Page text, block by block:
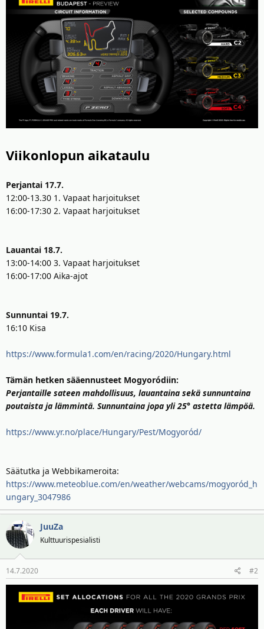
Viikonlopun aikataulu
Perjantai 17.7.
12:00-13.30 1. Vapaat harjoitukset
16:00-17:30 2. Vapaat harjoitukset
Lauantai 18.7.
13:00-14:00 3. Vapaat harjoitukset
16:00-17:00 Aika-ajot
Sunnuntai 19.7.
16:10 Kisa
https://www.formula1.com/en/racing/2020/Hungary.html
Tämän hetken sääennusteet Mogyoródiin:
Perjantaille sateen mahdollisuus, lauantaina sekä sunnuntaina
poutaista ja lämmintä. Sunnuntaina jopa yli 25° astetta lämpöä.
https://www.yr.no/place/Hungary/Pest/Mogyoród/
Säätutka ja Webbikameroita:
https://www.meteoblue.com/en/weather/webcams/mogyoród_h
ungary_3047986
JuuZa
Kulttuurispesialisti
14.7.2020 #2